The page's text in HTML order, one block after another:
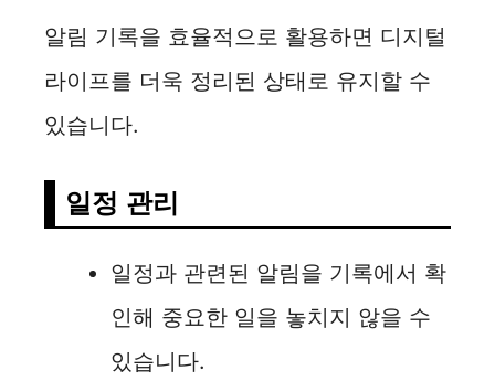
알림 기록을 효율적으로 활용하면 디지털
라이프를 더욱 정리된 상태로 유지할 수
있습니다.
일정 관리
일정과 관련된 알림을 기록에서 확
인해 중요한 일을 놓치지 않을 수
있습니다.